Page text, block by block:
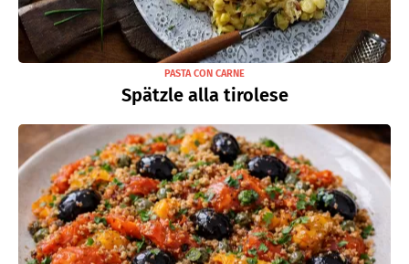
PASTA CON CARNE
Spätzle alla tirolese